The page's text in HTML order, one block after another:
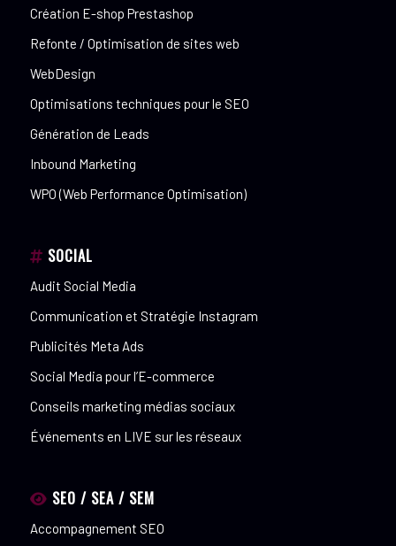
Création E-shop Prestashop
Refonte / Optimisation de sites web
WebDesign
Optimisations techniques pour le SEO
Génération de Leads
Inbound Marketing
WPO (Web Performance Optimisation)
SOCIAL
Audit Social Media
Communication et Stratégie Instagram
Publicités Meta Ads
Social Media pour l’E-commerce
Conseils marketing médias sociaux
Événements en LIVE sur les réseaux
SEO / SEA / SEM
Accompagnement SEO